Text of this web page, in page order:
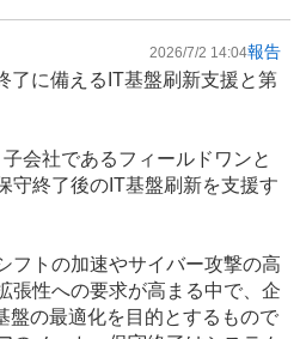
2026/7/2 14:04報告
了に備えるIT基盤刷新支援と第
会社であるフィールドワンと
守終了後のIT基盤刷新を支援す
フトの加速やサイバー攻撃の高
張性への要求が高まる中で、企
盤の最適化を目的とするもので